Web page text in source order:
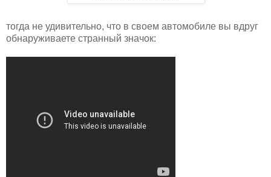
тогда не удивительно, что в своем автомобиле вы вдруг
обнаруживаете странный значок: